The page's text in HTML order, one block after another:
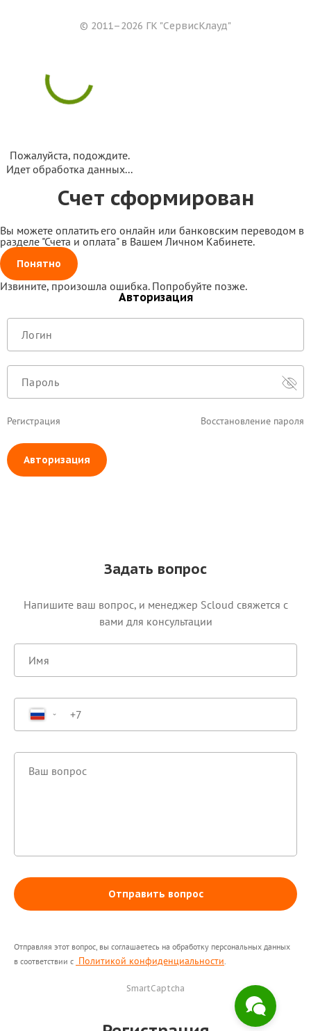
© 2011–2026 ГК "СервисКлауд"
Пожалуйста, подождите.
Идет обработка данных...
Счет сформирован
Вы можете оплатить его онлайн или банковским переводом в
разделе "Счета и оплата" в Вашем Личном Кабинете.
Понятно
Извините, произошла ошибка. Попробуйте позже.
Авторизация
Регистрация Восстановление пароля
Авторизация
Задать вопрос
Напишите ваш вопрос, и менеджер Scloud свяжется c
вами для консультации
Отправить вопрос
Отправляя этот вопрос, вы соглашаетесь на обработку персональных данных
в соответствии с Политикой конфиденциальности.
SmartCaptcha